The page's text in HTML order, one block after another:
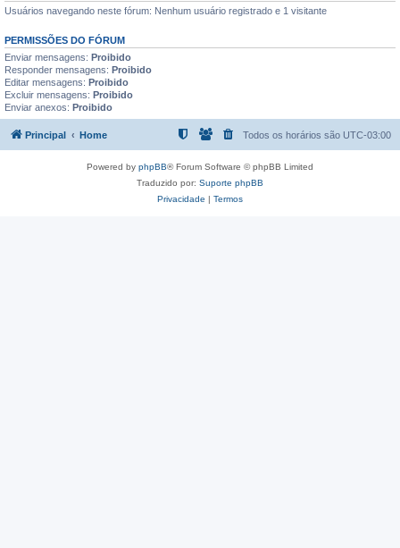
Usuários navegando neste fórum: Nenhum usuário registrado e 1 visitante
PERMISSÕES DO FÓRUM
Enviar mensagens: Proibido
Responder mensagens: Proibido
Editar mensagens: Proibido
Excluir mensagens: Proibido
Enviar anexos: Proibido
Principal Home Todos os horários são UTC-03:00
Powered by phpBB® Forum Software © phpBB Limited
Traduzido por: Suporte phpBB
Privacidade | Termos